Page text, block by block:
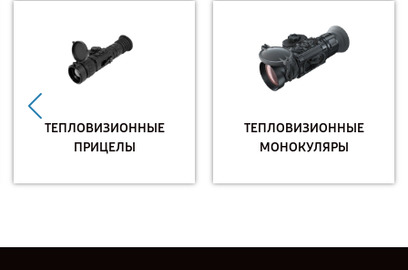
ТЕПЛОВИЗИОННЫЕ
ПРИЦЕЛЫ
ТЕПЛОВИЗИОННЫЕ
МОНОКУЛЯРЫ